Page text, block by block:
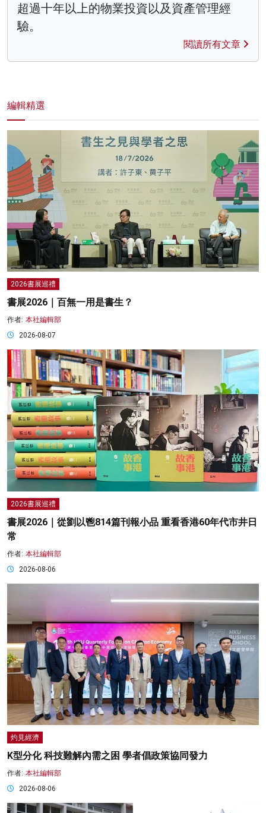
超過十年以上的物業投資以及資產管理經
驗。
閱讀所有文章
編輯精選
2026書展巡禮
書展2026｜百無一用是書生？
作者: 本社編輯部
2026-08-07
2026書展巡禮
書展2026｜從劉以鬯814篇刊報小品 重看香港60年代市井日
常
作者: 本社編輯部
2026-08-06
灼見經濟
K型分化 科技難解內需之困 學者倡政策協同發力
作者: 本社編輯部
2026-08-06